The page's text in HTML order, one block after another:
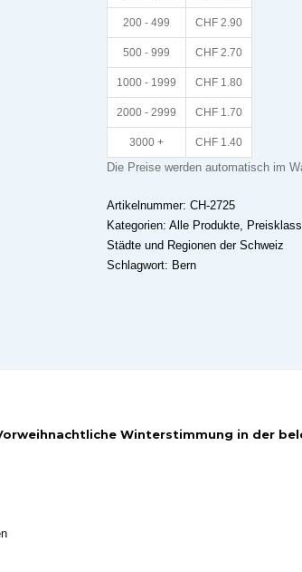
200 - 499 CHF 2.90
500 - 999 CHF 2.70
1000 - 1999 CHF 1.80
2000 - 2999 CHF 1.70
3000 + CHF 1.40
Die Preise werden automatisch im
Artikelnummer:CH-2725
Kategorien:Alle Produkte,
Städte und Regionen der Schweiz
Schlagwort: Bern
Winterstimmung in der